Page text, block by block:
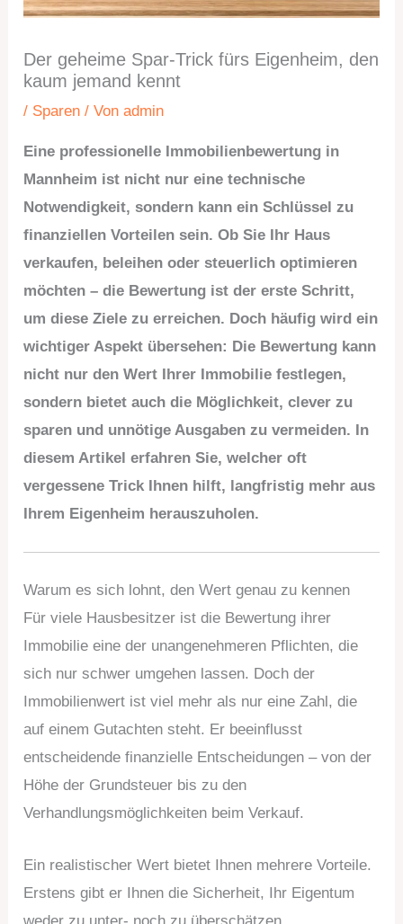
Der geheime Spar-Trick fürs Eigenheim, den
kaum jemand kennt
/ Sparen / Vonadmin
Eine professionelle Immobilienbewertung in
Mannheim ist nicht nur eine technische
Notwendigkeit, sondern kann ein Schlüssel zu
finanziellen Vorteilen sein. Ob Sie Ihr Haus
verkaufen, beleihen oder steuerlich optimieren
möchten – die Bewertung ist der erste Schritt,
um diese Ziele zu erreichen. Doch häufig wird ein
wichtiger Aspekt übersehen: Die Bewertung kann
nicht nur den Wert Ihrer Immobilie festlegen,
sondern bietet auch die Möglichkeit, clever zu
sparen und unnötige Ausgaben zu vermeiden. In
diesem Artikel erfahren Sie, welcher oft
vergessene Trick Ihnen hilft, langfristig mehr aus
Ihrem Eigenheim herauszuholen.
Warum es sich lohnt, den Wert genau zu kennen
Für viele Hausbesitzer ist die Bewertung ihrer
Immobilie eine der unangenehmeren Pflichten, die
sich nur schwer umgehen lassen. Doch der
Immobilienwert ist viel mehr als nur eine Zahl, die
auf einem Gutachten steht. Er beeinflusst
entscheidende finanzielle Entscheidungen – von der
Höhe der Grundsteuer bis zu den
Verhandlungsmöglichkeiten beim Verkauf.
Ein realistischer Wert bietet Ihnen mehrere Vorteile.
Erstens gibt er Ihnen die Sicherheit, Ihr Eigentum